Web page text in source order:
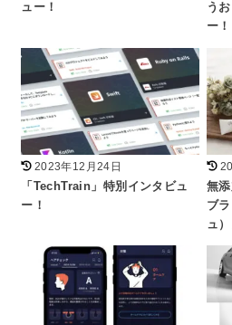
ュー！
う
ー！
2023年12月24日
「TechTrain」特別インタビュ
ー！
無
ブ
ュ